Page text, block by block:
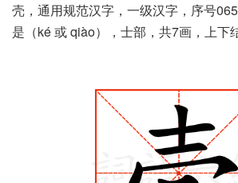
壳，通用规范汉字，一级汉字，序号
是（ké 或 qiào），士部，共7画，上下